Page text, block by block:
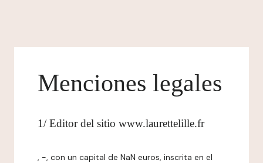
Menciones legales
1/ Editor del sitio www.laurettelille.fr
, -, con un capital de NaN euros, inscrita en el